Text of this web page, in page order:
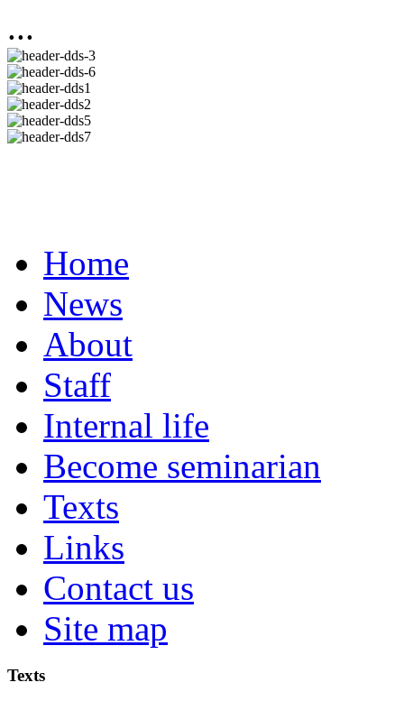
...
Home
News
About
Staff
Internal life
Become seminarian
Texts
Links
Contact us
Site map
Texts